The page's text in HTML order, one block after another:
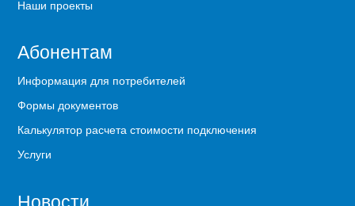
Наши проекты
Абонентам
Информация для потребителей
Формы документов
Калькулятор расчета стоимости подключения
Услуги
Новости